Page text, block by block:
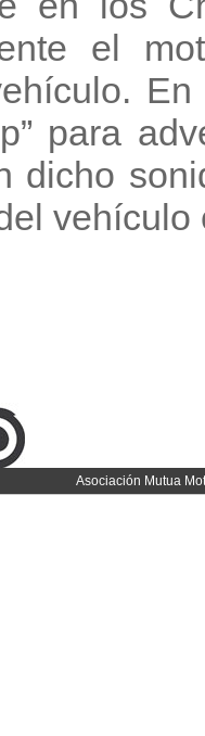
el
para
dicho
Asociación Mutua